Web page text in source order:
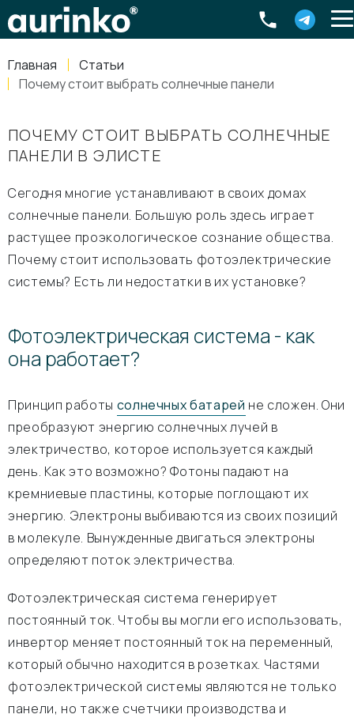
Главная
Статьи
Почему стоит выбрать солнечные панели
ПОЧЕМУ СТОИТ ВЫБРАТЬ СОЛНЕЧНЫЕ
ПАНЕЛИ В ЭЛИСТЕ
Сегодня многие устанавливают в своих домах
солнечные панели. Большую роль здесь играет
растущее проэкологическое сознание общества.
Почему стоит использовать фотоэлектрические
системы? Есть ли недостатки в их установке?
Фотоэлектрическая система - как
она работает?
Принцип работы солнечных батарей не сложен. Они
преобразуют энергию солнечных лучей в
электричество, которое используется каждый
день. Как это возможно? Фотоны падают на
кремниевые пластины, которые поглощают их
энергию. Электроны выбиваются из своих позиций
в молекуле. Вынужденные двигаться электроны
определяют поток электричества.
Фотоэлектрическая система генерирует
постоянный ток. Чтобы вы могли его использовать,
инвертор меняет постоянный ток на переменный,
который обычно находится в розетках. Частями
фотоэлектрической системы являются не только
панели, но также счетчики производства и
Россия, Свердловская область Екатеринбург ,
8-800-770-79-40